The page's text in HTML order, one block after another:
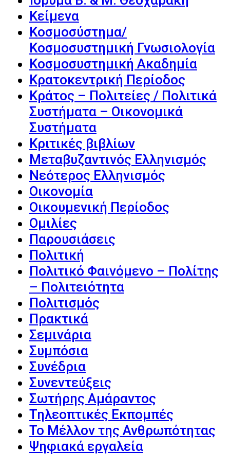
Κείμενα
Κοσμοσύστημα/
Κοσμοσυστημική Γνωσιολογία
Κοσμοσυστημική Ακαδημία
Κρατοκεντρική Περίοδος
Κράτος – Πολιτείες / Πολιτικά
Συστήματα – Οικονομικά
Συστήματα
Κριτικές βιβλίων
Μεταβυζαντινός Ελληνισμός
Νεότερος Ελληνισμός
Οικονομία
Οικουμενική Περίοδος
Ομιλίες
Παρουσιάσεις
Πολιτική
Πολιτικό Φαινόμενο – Πολίτης
– Πολιτειότητα
Πολιτισμός
Πρακτικά
Σεμινάρια
Συμπόσια
Συνέδρια
Συνεντεύξεις
Σωτήρης Αμάραντος
Τηλεοπτικές Εκπομπές
Το Μέλλον της Ανθρωπότητας
Ψηφιακά εργαλεία